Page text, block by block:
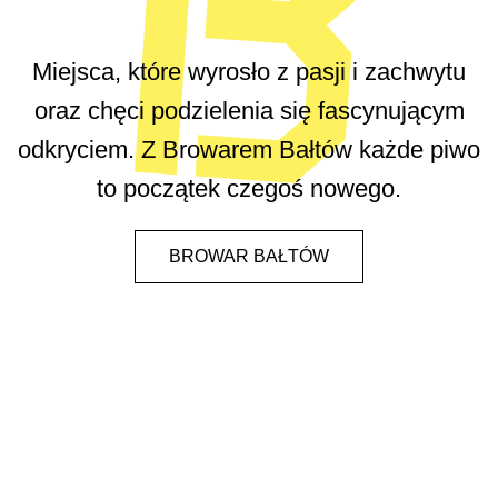
Miejsca, które wyrosło z pasji i zachwytu
oraz chęci podzielenia się fascynującym
odkryciem. Z Browarem Bałtów każde piwo
to początek czegoś nowego.
BROWAR BAŁTÓW